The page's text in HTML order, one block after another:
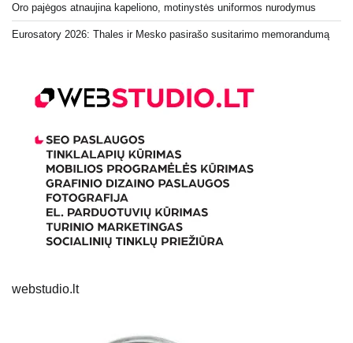
Oro pajėgos atnaujina kapeliono, motinystės uniformos nurodymus
Eurosatory 2026: Thales ir Mesko pasirašo susitarimo memorandumą
webstudio.lt